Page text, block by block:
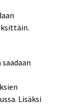
Lisäksi